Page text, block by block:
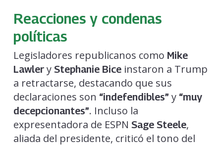
Reacciones y condenas
políticas
Legisladores republicanos como Mike
Lawlery Stephanie Biceinstaron a Trump
a retractarse, destacando que sus
declaraciones son “indefendibles” y “muy
decepcionantes”. Incluso la
expresentadora de ESPN Sage Steele,
aliada del presidente, criticó el tono del